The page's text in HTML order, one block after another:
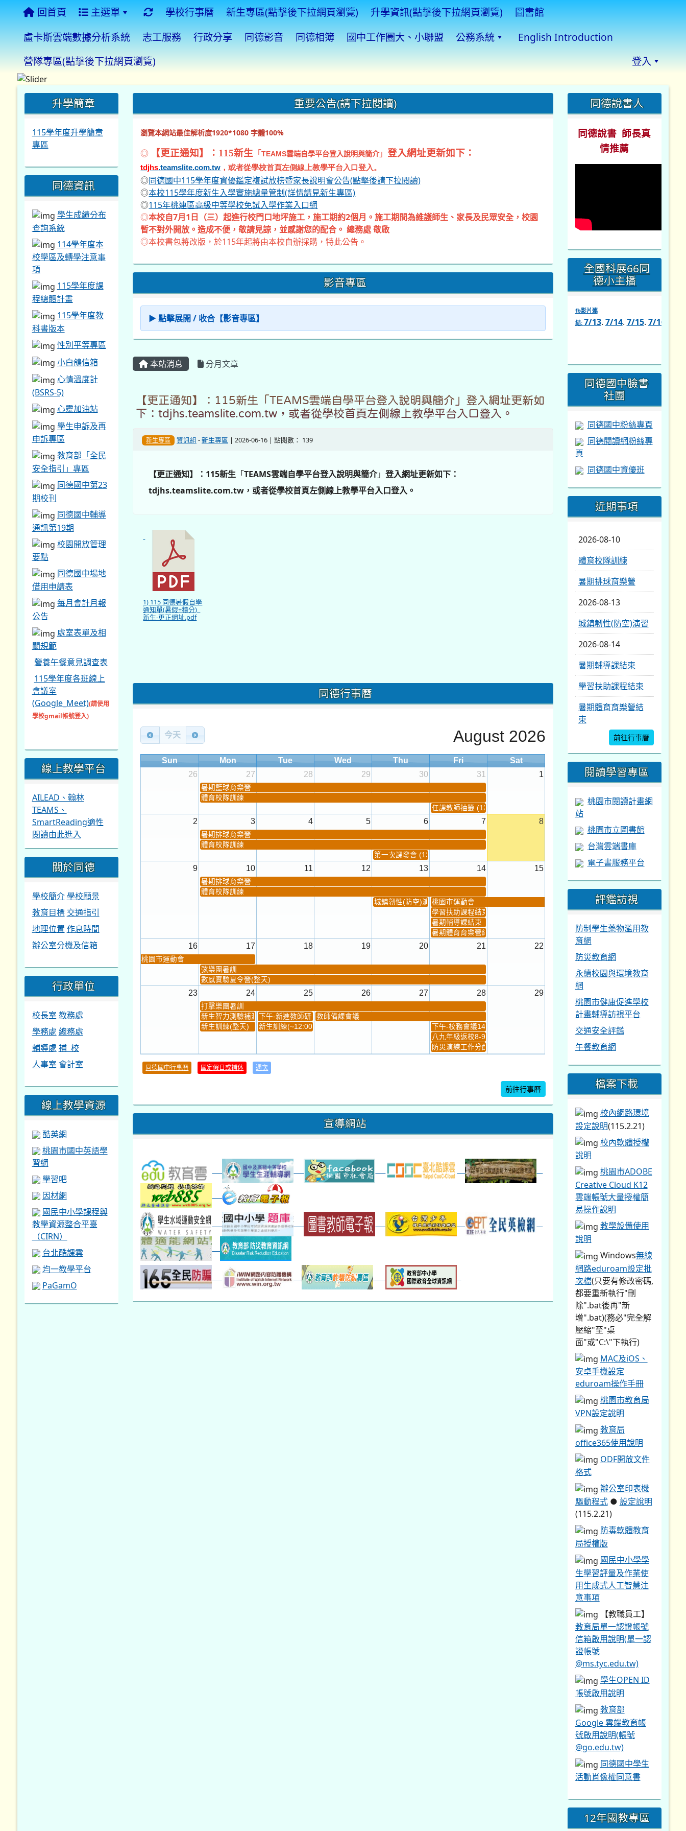
回首頁 主選單 學校行事曆 新生專區(點擊後下拉網頁瀏覽) 升學資訊(點擊後下拉網頁瀏覽)
圖書館
盧卡斯雲端數據分析系統
志工服務 行政分享 同德影音 同德相簿 國中工作圈大、小聯盟 公務系統
English Introduction
營隊專區(點擊後下拉網頁瀏覽)
登入
重要公告(請下拉閱讀)
瀏覽本網站最佳解析度1920*1080 字體100%
◎ 【更正通知】：115新生 「TEAMS雲端自學平台登入說明與簡介」登入網址更新如下：
tdjhs.teamslite.com.tw ，或者從學校首頁左側線上教學平台入口登入。
◎同德國中115學年度資優鑑定複試放榜暨家長說明會公告(點擊後請下拉閱讀)
◎本校115學年度新生入學實施總量管制(詳情請見新生專區)
◎115年桃連區高級中等學校免試入學作業入口網
◎本校自7月1日（三）起進行校門口地坪施工，施工期約2個月。施工期間為維護師生、家長及民眾安全，校園
暫不對外開放。造成不便，敬請見諒，並感謝您的配合。 總務處 敬啟
◎本校書包將改版，於115年起將由本校自辦採購，特此公告。
影音專區
▶ 點擊展開 / 收合【影音專區】
本站消息 分月文章
【更正通知】：115新生「TEAMS雲端自學平台登入說明與簡介」登入網址更新如
下：tdjhs.teamslite.com.tw，或者從學校首頁左側線上教學平台入口登入。
新生專區 資訊組 -新生專區 | 2026-06-16 | 點閱數： 139
【更正通知】：115新生 「TEAMS雲端自學平台登入說明與簡介」登入網址更新如下：
tdjhs.teamslite.com.tw，或者從學校首頁左側線上教學平台入口登入。
1) 115 同德暑假自學
通知單(暑假+積分)_
新生-更正網址.pdf
同德行事曆
今天 August 2026
Sun Mon Tue Wed Thu Fri
Sat
26
27 28 29 30 31 1
暑期籃球育樂營
體育校隊訓練
任課教師抽籤 (12:30~)...
2 3 4 5 6 7 8
暑期排球育樂營
體育校隊訓練
第一次課發會 (12:30~)
9 10 11 12 13 14 15
暑期排球育樂營
體育校隊訓練
城鎮韌性(防空)演習桃園市運動會
學習扶助課程結束
暑期輔導課結束
暑期體育育樂營結束
16 17 18 19 20 21 22
桃園市運動會
弦樂團暑訓
數感實驗夏令營(整天)
23 24 25 26 27 28 29
打擊樂團暑訓
新生智力測驗補測(...下午-新進教師研習教師備課會議
新生訓練(整天)
新生訓練(~12:00)
下午-校務會議14:00-16...
八九年級返校8-9
防災演練工作分配及...
30 31
本週_健康檢查週 各班器材負責人訓練發放班級書箱及晨讀...
本週_新書展
班週
第一週
超額比序暨免試入學...
同德國中行事曆 國定假日或補休 週次
前往行事曆
宣導網站
::: 升學簡章
115學年度升學簡章
專區
同德資訊
學生成績分布
查詢系統
114學年度本
校學區及轉學注意事
項
115學年度課
程總體計畫
115學年度教
科書版本
性別平等專區
小白鴿信箱
心情溫度計
(BSRS-5)
心靈加油站
學生申訴及再
申訴專區
教育部「全民
安全指引」專區
同德國中第23
期校刊
同德國中輔導
通訊第19期
校園開放管理
要點
同德國中場地
借用申請表
每月會計月報
公告
處室表單及相
關規範
營養午餐意見調查表
115學年度各班線上
會議室
(Google_Meet)(請使用
學校gmail帳號登入)
線上教學平台
AILEAD、翰林
TEAMS、
SmartReading適性
閱讀由此進入
關於同德
學校簡介 學校願景
教育目標 交通指引
地理位置 作息時間
辦公室分機及信箱
行政單位
校長室 教務處
學務處 總務處
輔導處 補 校
人事室 會計室
線上教學資源
酷英網
桃園市國中英語學
習網
學習吧
因材網
國民中小學課程與
教學資源整合平臺
（CIRN）
台北酷課雲
均一教學平台
PaGamO
::: 同德說書人
同德說書 師長真
情推薦
全國科展66同
德小主播
fb影片連
結: 7/13. 7/14. 7/15. 7/16
https://www.facebook.com/
同德國中臉書
社團
同德國中粉絲專頁
同德閱讀網粉絲專
頁
同德國中資優班
近期事項
2026-08-10
體育校隊訓練
暑期排球育樂營
2026-08-13
城鎮韌性(防空)演習
2026-08-14
暑期輔導課結束
學習扶助課程結束
暑期體育育樂營結
束
前往行事曆
閱讀學習專區
桃園市閱讀計畫網
站
桃園市立圖書館
台灣雲端書庫
電子書服務平台
評鑑訪視
防制學生藥物濫用教
育網
防災教育網
永續校園與環境教育
網
桃園市健康促進學校
計畫輔導訪視平台
交通安全評鑑
午餐教育網
檔案下載
校內網路環境
設定說明(115.2.21)
校內軟體授權
說明
桃園市ADOBE
Creative Cloud K12
雲端帳號大量授權簡
易操作說明
教學設備使用
說明
Windows無線
網路eduroam設定批
次檔(只要有修改密碼,
都要重新執行"刪
除".bat後再"新
增".bat)(務必"完全解
壓縮"至"桌
面"或"C:\"下執行)
MAC及iOS、
安卓手機設定
eduroam操作手冊
桃園市教育局
VPN設定說明
教育局
office365使用說明
ODF開放文件
格式
辦公室印表機
驅動程式● 設定說明
(115.2.21)
防毒軟體教育
局授權版
國民中小學學
生學習評量及作業使
用生成式人工智慧注
意事項
【教職員工】
教育局單一認證帳號
信箱啟用說明(單一認
證帳號
@ms.tyc.edu.tw)
學生OPEN ID
帳號啟用說明
教育部
Google 雲端教育帳
號啟用說明(帳號
@go.edu.tw)
同德國中學生
活動肖像權同意書
12年國教專區